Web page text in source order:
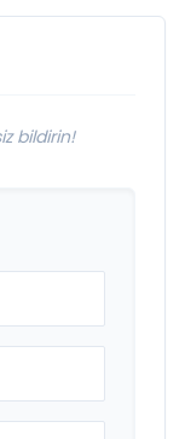
bildirin!